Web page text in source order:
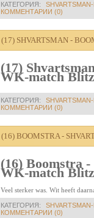
КАТЕГОРИЯ:
КОММЕНТАРИИ (0)
(17) SHVARTSMAN -
(17)
WK-match
КАТЕГОРИЯ:
КОММЕНТАРИИ (0)
(16) BOOMSTRA -
(16) Boomstra
WK-match
Veel sterker was. Wit heeft
КАТЕГОРИЯ:
КОММЕНТАРИИ (0)